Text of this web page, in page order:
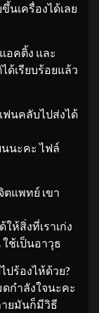
เครื่องได้เลย
อคติ้ง และ
เรียบร้อยแล้ว
ฟนคลับไปส่งได้
นะคะ ไฟล์
ตแพทย์ เขา
ห้สิ่งที่เราเก่ง
ช้เป็นอาวุธ
ร้องไห้ด้วย?
กำลังใจนะคะ
ยมันก็มีวิธี